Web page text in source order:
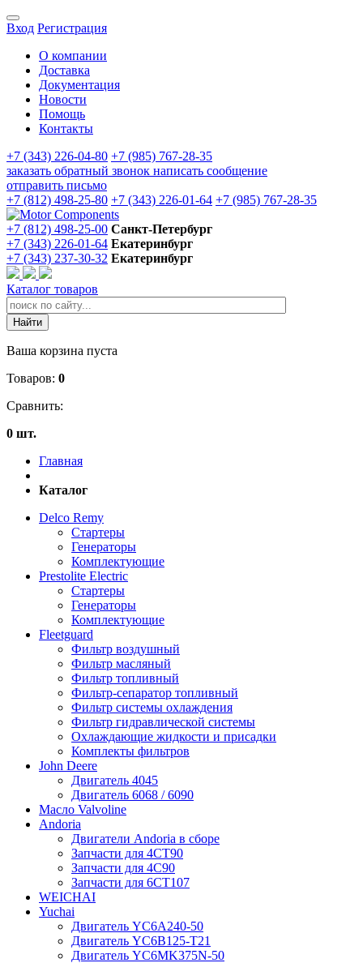
Вход Регистрация
О компании
Доставка
Документация
Новости
Помощь
Контакты
+7 (343) 226-04-80 +7 (985) 767-28-35
заказать обратный звонок написать сообщение
отправить письмо
+7 (812) 498-25-80 +7 (343) 226-01-64 +7 (985) 767-28-35
+7 (812) 498-25-00 Санкт-Петербург
+7 (343) 226-01-64 Екатеринбург
+7 (343) 237-30-32 Екатеринбург
Каталог товаров
Ваша корзина пуста
Товаров: 0
Сравнить:
0 шт.
Главная
Каталог
Delco Remy
Стартеры
Генераторы
Комплектующие
Prestolite Electric
Стартеры
Генераторы
Комплектующие
Fleetguard
Фильтр воздушный
Фильтр масляный
Фильтр топливный
Фильтр-сепаратор топливный
Фильтр системы охлаждения
Фильтр гидравлической системы
Охлаждающие жидкости и присадки
Комплекты фильтров
John Deere
Двигатель 4045
Двигатель 6068 / 6090
Масло Valvoline
Andoria
Двигатели Andoria в сборе
Запчасти для 4CT90
Запчасти для 4С90
Запчасти для 6CT107
WEICHAI
Yuchai
Двигатель YC6A240-50
Двигатель YC6B125-T21
Двигатель YC6MK375N-50